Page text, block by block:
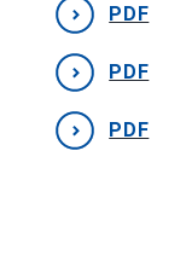
PDF
PDF
PDF